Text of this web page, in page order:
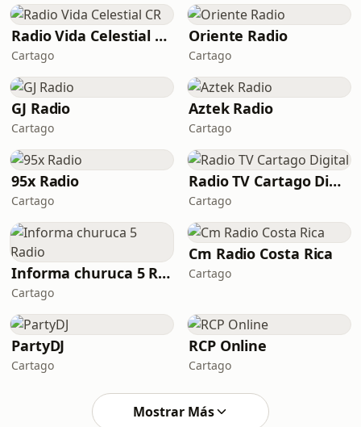
Radio Vida Celestial CR
Cartago
Oriente Radio
Cartago
GJ Radio
Cartago
Aztek Radio
Cartago
95x Radio
Cartago
Radio TV Cartago Digital
Cartago
Informa churuca 5 Radio
Cartago
Cm Radio Costa Rica
Cartago
PartyDJ
Cartago
RCP Online
Cartago
Mostrar Más